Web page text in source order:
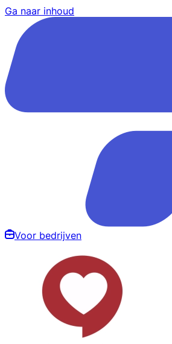
Ga naar inhoud
Voor bedrijven